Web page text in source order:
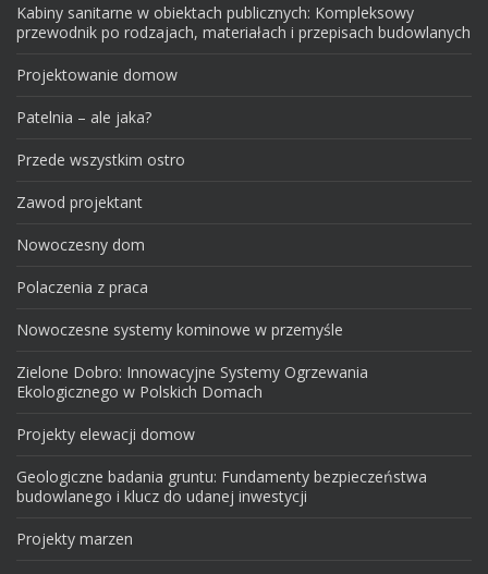
Kabiny sanitarne w obiektach publicznych: Kompleksowy
przewodnik po rodzajach, materiałach i przepisach budowlanych
Projektowanie domow
Patelnia – ale jaka?
Przede wszystkim ostro
Zawod projektant
Nowoczesny dom
Polaczenia z praca
Nowoczesne systemy kominowe w przemyśle
Zielone Dobro: Innowacyjne Systemy Ogrzewania
Ekologicznego w Polskich Domach
Projekty elewacji domow
Geologiczne badania gruntu: Fundamenty bezpieczeństwa
budowlanego i klucz do udanej inwestycji
Projekty marzen